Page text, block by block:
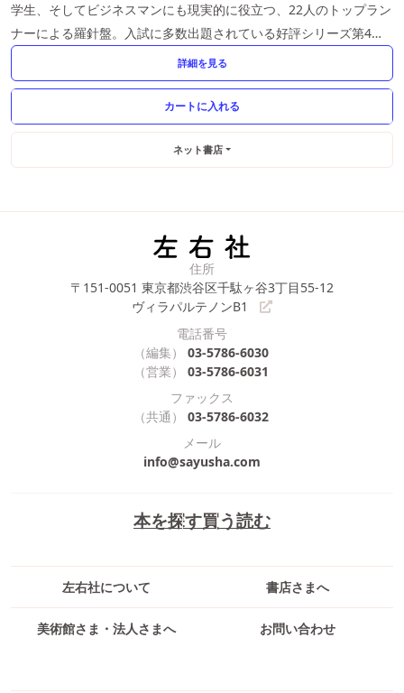
学生、そしてビジネスマンにも現実的に役立つ、22人のトップラン
ナーによる羅針盤。入試に多数出題されている好評シリーズ第4
詳細を見る
ネット書店
本を探す買う読む
左右社について 書店さまへ
美術館さま・法人さまへ お問い合わせ
住所
〒151-0051 東京都渋谷区千駄ヶ谷3丁目55-12
ヴィラパルテノンB1
電話番号
（編集）
03-5786-6030
（営業）
03-5786-6031
ファックス
（共通）
03-5786-6032
メール
info@sayusha.com